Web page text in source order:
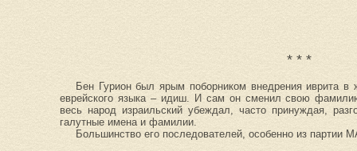
* * *
Бен Гурион был ярым поборником внедрения иврита в
еврейского языка – идиш. И сам он сменил свою
весь народ израильский убеждал, часто принуждая,
галутные имена и фамилии.
Большинство его последователей, особенно из партии